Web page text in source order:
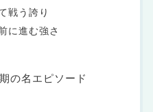
戦う誇り
に進む強さ
の名エピソード